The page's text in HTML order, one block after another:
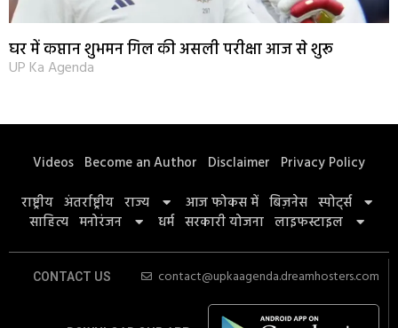
घर में कप्तान शुभमन गिल की असली परीक्षा आज से शुरू
UP Ka Agenda
Videos Become an Author Disclaimer Privacy Policy
राष्ट्रीय अंतर्राष्ट्रीय राज्य आज फोकस में बिज़नेस स्पोर्ट्स
साहित्य मनोरंजन धर्म सरकारी योजना लाइफस्टाइल
CONTACT US contact@upkaagenda.dreamhosters.com